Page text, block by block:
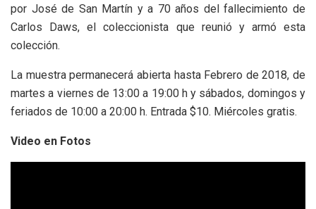
por José de San Martín y a 70 años del fallecimiento de
Carlos Daws, el coleccionista que reunió y armó esta
colección.
La muestra permanecerá abierta hasta Febrero de 2018, de
martes a viernes de 13:00 a 19:00 h y sábados, domingos y
feriados de 10:00 a 20:00 h. Entrada $10. Miércoles gratis.
Video en Fotos